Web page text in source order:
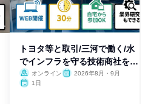
トヨタ等と取引/三河で働く/水
でインフラを守る技術商社を知
る
オンライン
2026年8月・9月
1日